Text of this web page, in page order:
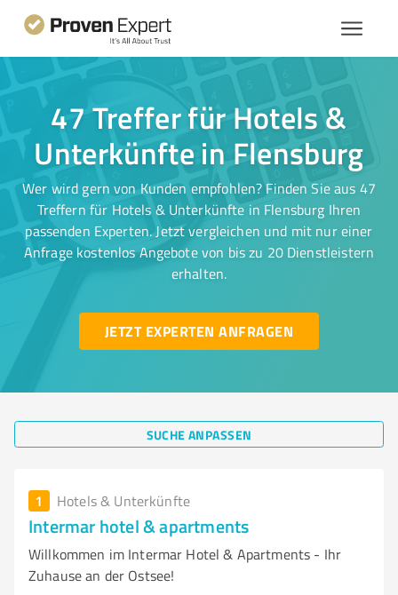
47 Treffer für Hotels &
Unterkünfte in Flensburg
Wer wird gern von Kunden empfohlen? Finden Sie aus 47
Treffern für Hotels & Unterkünfte in Flensburg Ihren
passenden Experten. Jetzt vergleichen und mit nur einer
Anfrage kostenlos Angebote von bis zu 20 Dienstleistern
erhalten.
JETZT EXPERTEN ANFRAGEN
SUCHE ANPASSEN
1 Hotels & Unterkünfte
Intermar hotel & apartments
Willkommen im Intermar Hotel & Apartments - Ihr
Zuhause an der Ostsee!